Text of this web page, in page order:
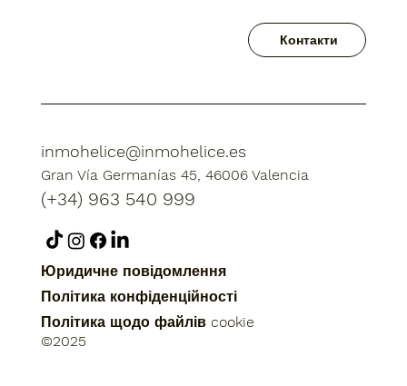
Контакти
inmohelice@inmohelice.es
Gran Vía Germanías 45, 46006 Valencia
(+34) 963 540 999
Політика конфіденційності
Юридичне повідомлення
Політика щодо файлів cookie
©2025